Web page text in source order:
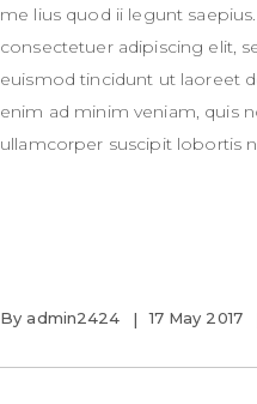
me lius quod ii legunt
consectetuer adipiscing elit,
euismod tincidunt ut laoreet
enim ad minim veniam, quis
ullamcorper suscipit lobortis
By admin2424
17 May 2017